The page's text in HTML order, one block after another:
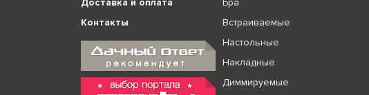
Контакты
Встраиваемые
Настольные
Накладные
Диммируемые